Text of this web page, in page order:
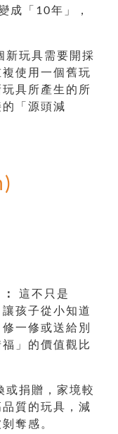
成「10年」，
新玩具需要開採
使用一個舊玩
具所產生的所
「源頭減
這不只是
讓孩子從小知道
修一修或送給別
」的價值觀比
或捐贈，家境較
質的玩具，減
奪感。